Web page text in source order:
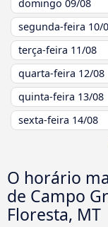
domingo 09/08
segunda-feira 10/
terça-feira 11/08
quarta-feira 12/08
quinta-feira 13/08
sexta-feira 14/08
O horário
de Campo
Floresta, MT